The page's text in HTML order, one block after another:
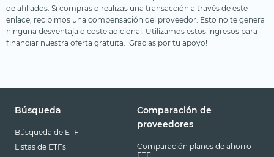
de afiliados. Si compras o realizas una transacción a través de este
enlace, recibimos una compensación del proveedor. Esto no te genera
ninguna desventaja o coste adicional. Utilizamos estos ingresos para
financiar nuestra oferta gratuita. ¡Gracias por tu apoyo!
Búsqueda
Búsqueda de ETF
Listas de ETFs
Comparación de
proveedores
Comparación planes de ahorro
ETF